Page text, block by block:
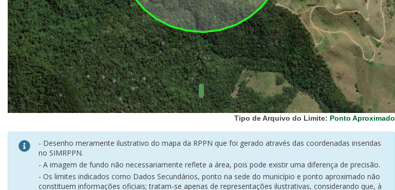
Biomas
(IBGE)
Vegetação
(IBGE)
Rodovias
(IBGE)
Relevo
(IBGE)
Tipo de Arquivo do Limite: Ponto Aproximado
- Desenho meramente ilustrativo do mapa da RPPN que foi gerado através das coordenadas inseridas
no SIMRPPN.
- A imagem de fundo não necessariamente reflete a área, pois pode existir uma diferença de precisão.
- Os limites indicados como Dados Secundários, ponto na sede do município e ponto aproximado não
constituem informações oficiais; tratam-se apenas de representações ilustrativas, considerando que, à